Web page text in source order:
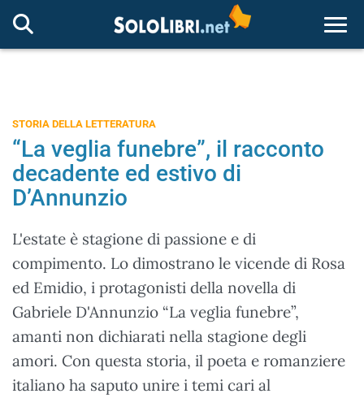
STORIA DELLA LETTERATURA
“La veglia funebre”, il racconto
decadente ed estivo di
D’Annunzio
L'estate è stagione di passione e di
compimento. Lo dimostrano le vicende di Rosa
ed Emidio, i protagonisti della novella di
Gabriele D'Annunzio “La veglia funebre”,
amanti non dichiarati nella stagione degli
amori. Con questa storia, il poeta e romanziere
italiano ha saputo unire i temi cari al